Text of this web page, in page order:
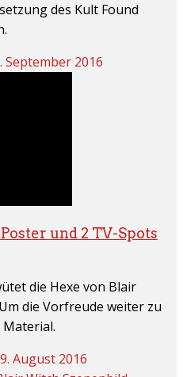
des Kult Found
September 2016
und 2 TV-Spots
die Hexe von Blair
die Vorfreude weiter zu
August 2016